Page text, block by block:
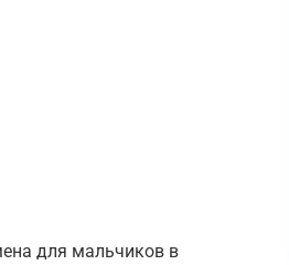
для мальчиков в